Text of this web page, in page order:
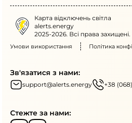
Карта відключень світла
alerts.energy
2025-2026. Всі права захищені.
Умови використання Політика
Зв'язатися з нами:
support@alerts.energy +38
Стежте за нами: